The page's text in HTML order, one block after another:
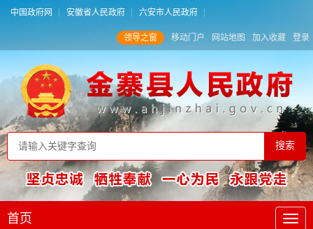
中国政府网 安徽省人民政府 六安市人民政府
领导之窗 移动门户 网站地图 加入收藏 登录
首页